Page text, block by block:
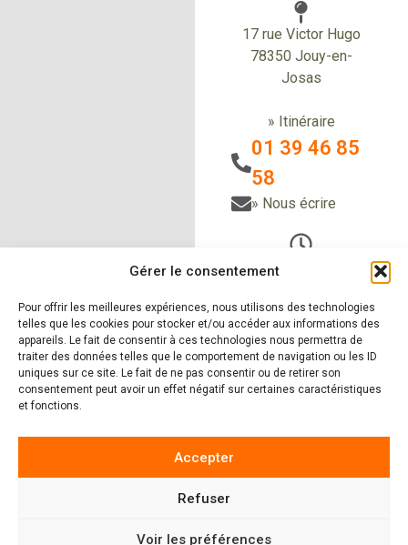
Gérer le consentement
Pour offrir les meilleures expériences, nous utilisons des technologies
telles que les cookies pour stocker et/ou accéder aux informations des
appareils. Le fait de consentir à ces technologies nous permettra de
traiter des données telles que le comportement de navigation ou les ID
uniques sur ce site. Le fait de ne pas consentir ou de retirer son
consentement peut avoir un effet négatif sur certaines caractéristiques
et fonctions.
Accepter
Refuser
Voir les préférences
17 rue Victor Hugo
78350 Jouy-en-
Josas
» Itinéraire
01 39 46 85
58
» Nous écrire
Du Lundi au vendredi
et de 14h à 18h
Le samedi sur RDV
d'intervention
Actualités